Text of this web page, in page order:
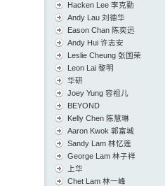
Hacken Lee 李克勤
Andy Lau 刘德华
Eason Chan 陈奕迅
Andy Hui 许志安
Leslie Cheung 张国荣
Leon Lai 黎明
华研
Joey Yung 容祖儿
BEYOND
Kelly Chen 陈慧琳
Aaron Kwok 郭富城
Sandy Lam 林忆莲
George Lam 林子祥
上华
Chet Lam 林一峰